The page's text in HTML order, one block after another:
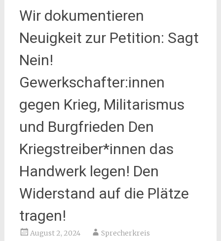
Wir dokumentieren
Neuigkeit zur Petition: Sagt
Nein!
Gewerkschafter:innen
gegen Krieg, Militarismus
und Burgfrieden Den
Kriegstreiber*innen das
Handwerk legen! Den
Widerstand auf die Plätze
tragen!
August 2, 2024 Sprecherkreis